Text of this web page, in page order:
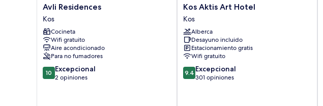
Avli
Residences
Kos
Avli Residences
Kos
Cocineta
Wifi gratuito
Aire acondicionado
Para no fumadores
10.0
de
10 Excepcional
2 opiniones
Kos
Aktis
Art
Hotel
Kos
Kos Aktis Art Hotel
Kos
Alberca
Desayuno incluido
Estacionamiento gratis
Wifi gratuito
9.4
de
9.4 Excepcional
301 opiniones